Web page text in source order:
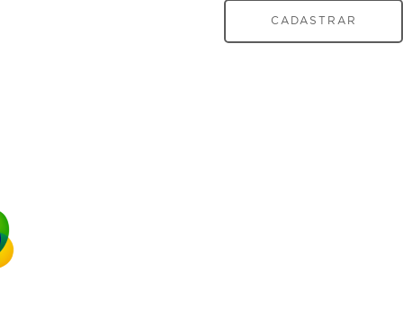
CADASTRAR